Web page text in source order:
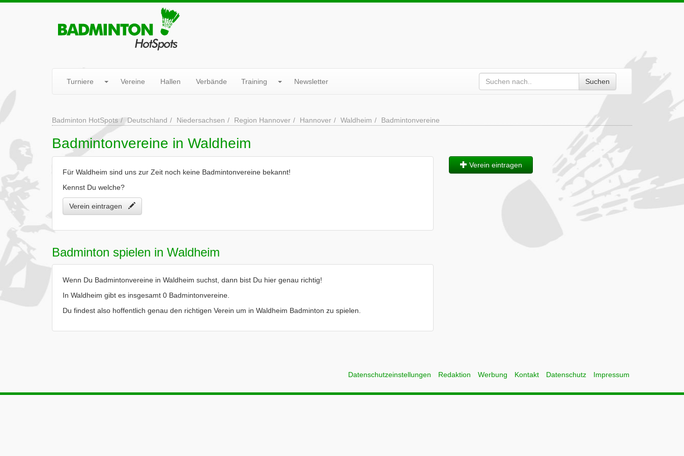
Turniere Vereine Hallen Verbände Training Newsletter Suchen
Badminton HotSpots Deutschland Niedersachsen Region Hannover Hannover Waldheim Badmintonvereine
Badmintonvereine in Waldheim
Für Waldheim sind uns zur Zeit noch keine Badmintonvereine bekannt!
Kennst Du welche?
Verein eintragen
Badminton spielen in Waldheim
Wenn Du Badmintonvereine in Waldheim suchst, dann bist Du hier genau richtig!
In Waldheim gibt es insgesamt 0 Badmintonvereine.
Du findest also hoffentlich genau den richtigen Verein um in Waldheim Badminton zu spielen.
Verein eintragen
Datenschutzeinstellungen Redaktion Werbung Kontakt Datenschutz Impressum